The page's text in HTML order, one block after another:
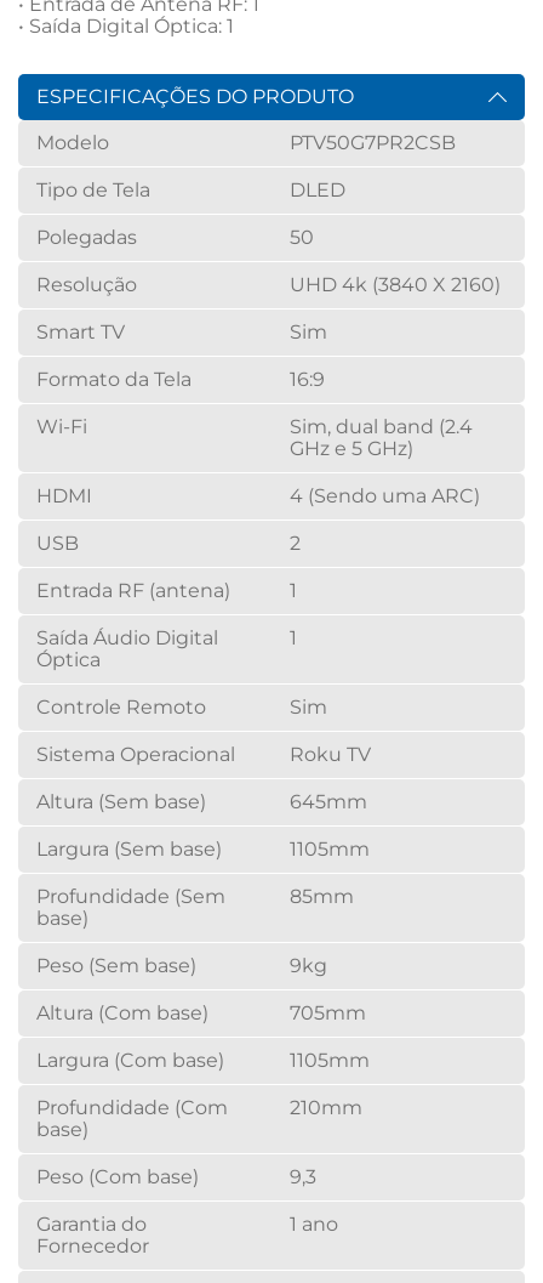
• Saída Digital Óptica: 1
ESPECIFICAÇÕES DO PRODUTO
Modelo
PTV50G7PR2CSB
Tipo de Tela DLED
Polegadas 50
Resolução UHD 4k (3840 X 2160)
Smart TV Sim
Formato da Tela 16:9
Wi-Fi
Sim, dual band (2.4
GHz e 5 GHz)
HDMI 4 (Sendo uma ARC)
USB 2
Entrada RF (antena) 1
Saída Áudio Digital
Óptica
1
Controle Remoto Sim
Sistema Operacional Roku TV
Altura (Sem base) 645mm
Largura (Sem base) 1105mm
Profundidade (Sem
base)
85mm
Peso (Sem base) 9kg
Altura (Com base) 705mm
Largura (Com base) 1105mm
Profundidade (Com
base)
210mm
Peso (Com base) 9,3
Garantia do
Fornecedor
1 ano